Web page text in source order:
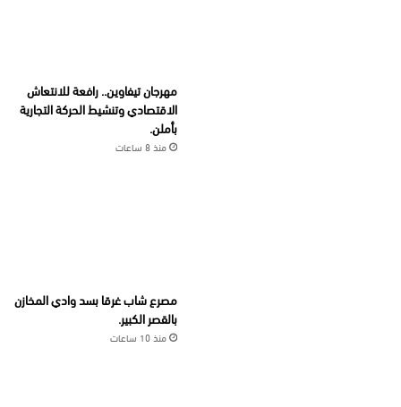
مهرجان تيفاوين.. رافعة للانتعاش
الاقتصادي وتنشيط الحركة التجارية
بأملن.
منذ 8 ساعات
مصرع شاب غرقا بسد وادي المخازن
بالقصر الكبير.
منذ 10 ساعات